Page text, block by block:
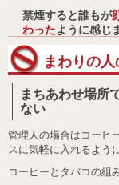
禁煙すると誰もが
わったように感じ
まわりの
まちあわせ場所
ない
管理人の場合はコーヒ
スに気軽に入れるよう
コーヒーとタバコの組